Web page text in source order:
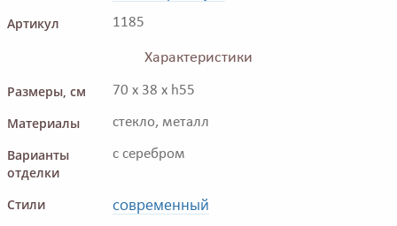
Артикул 1185
Характеристики
Размеры, см
70 x 38 x h55
Материалы стекло, металл
Варианты
отделки
с серебром
Стили современный